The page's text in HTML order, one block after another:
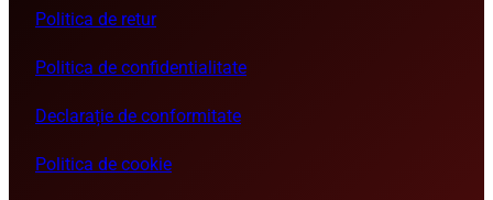
Politica de retur
Politica de confidentialitate
Declarație de conformitate
Politica de cookie